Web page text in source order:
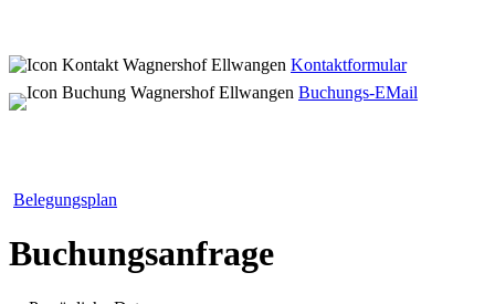
Kontaktformular
Buchungs-EMail
Belegungsplan
Buchungsanfrage